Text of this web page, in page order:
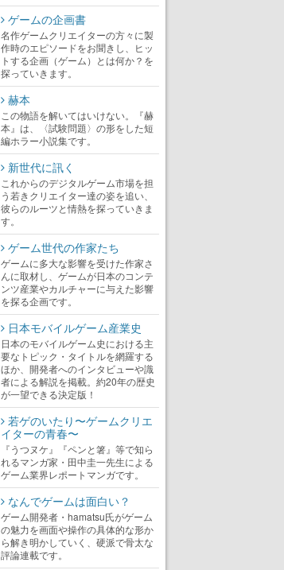
ゲームの企画書
名作ゲームクリエイターの方々に製
作時のエピソードをお聞きし、ヒッ
トする企画（ゲーム）とは何か？を
探っていきます。
赫本
この物語を解いてはいけない。『赫
本』は、〈試験問題〉の形をした短
編ホラー小説集です。
新世代に訊く
これからのデジタルゲーム市場を担
う若きクリエイター達の姿を追い、
彼らのルーツと情熱を探っていきま
す。
ゲーム世代の作家たち
ゲームに多大な影響を受けた作家さ
んに取材し、ゲームが日本のコンテ
ンツ産業やカルチャーに与えた影響
を探る企画です。
日本モバイルゲーム産業史
日本のモバイルゲーム史における主
要なトピック・タイトルを網羅する
ほか、開発者へのインタビューや識
者による解説を掲載。約20年の歴史
が一望できる決定版！
若ゲのいたり〜ゲームクリエ
イターの青春〜
『うつヌケ』『ペンと箸』等で知ら
れるマンガ家・田中圭一先生による
ゲーム業界レポートマンガです。
なんでゲームは面白い？
ゲーム開発者・hamatsu氏がゲーム
の魅力を画面や操作の具体的な形か
ら解き明かしていく、硬派で骨太な
評論連載です。